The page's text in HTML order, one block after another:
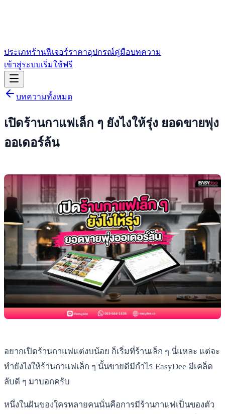
ประเภทร้านฟีเจอร์ราคาอุปกรณ์คู่มือบทความ
เข้าสู่ระบบเริ่มใช้ฟรี
บทความทั้งหมด
เปิดร้านกาแฟเล็ก ๆ ยังไงให้รุ่ง ยอดขายพุ่ง
ออเดอร์ล้น
อยากเปิดร้านกาแฟแต่งบน้อย ก็เริ่มที่ร้านเล็ก ๆ นี่แหละ แต่จะ
ทำยังไงให้ร้านกาแฟเล็ก ๆ นั้นขายดีมีกำไร EasyDee มีเคล็ด
ลับดี ๆ มาบอกครับ
หนึ่งในฝันของใครหลายคนนั่นคือการมีร้านกาแฟเป็นของตัว